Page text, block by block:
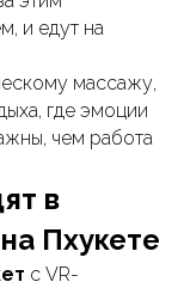
и едут на
массажу,
где эмоции
чем работа
в
Пхукете
с VR-